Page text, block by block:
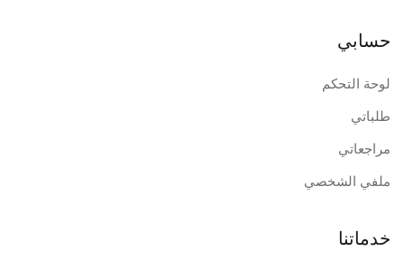
حسابي
لوحة التحكم
طلباتي
مراجعاتي
ملفي الشخصي
خدماتنا